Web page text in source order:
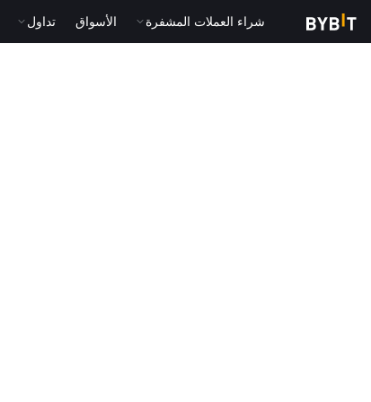
شراء العملات المشفرة الأسواق تداول